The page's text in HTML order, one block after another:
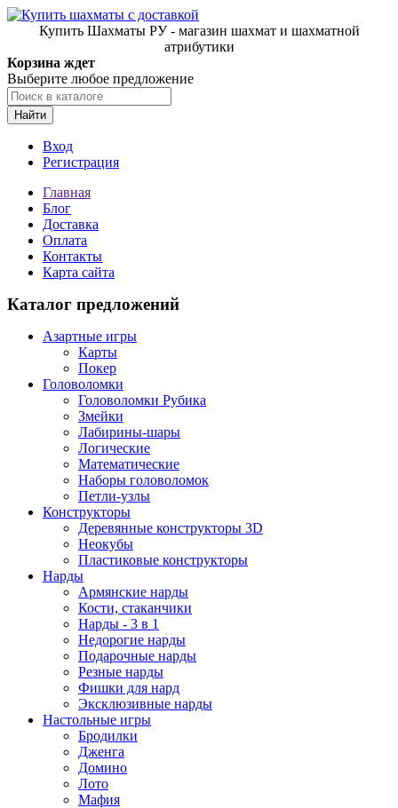
Купить Шахматы РУ - магазин шахмат и шахматной
атрибутики
Корзина ждет
Выберите любое предложение
Найти
Вход
Регистрация
Главная
Блог
Доставка
Оплата
Контакты
Карта сайта
Каталог предложений
Азартные игры
Карты
Покер
Головоломки
Головоломки Рубика
Змейки
Лабирины-шары
Логические
Математические
Наборы головоломок
Петли-узлы
Конструкторы
Деревянные конструкторы 3D
Неокубы
Пластиковые конструкторы
Нарды
Армянские нарды
Кости, стаканчики
Нарды - 3 в 1
Недорогие нарды
Подарочные нарды
Резные нарды
Фишки для нард
Эксклюзивные нарды
Настольные игры
Бродилки
Дженга
Домино
Лото
Мафия